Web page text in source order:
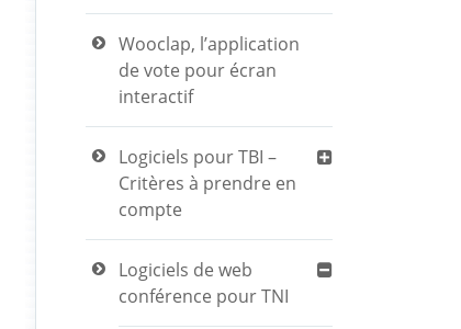
Wooclap, l’application
de vote pour écran
interactif
Logiciels pour TBI –
Critères à prendre en
compte
Logiciels de web
conférence pour TNI